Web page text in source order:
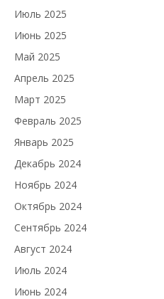
Июль 2025
Июнь 2025
Май 2025
Апрель 2025
Март 2025
Февраль 2025
Январь 2025
Декабрь 2024
Ноябрь 2024
Октябрь 2024
Сентябрь 2024
Август 2024
Июль 2024
Июнь 2024